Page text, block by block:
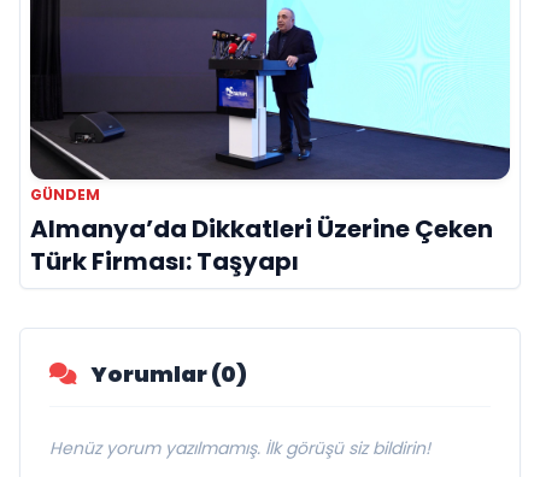
GÜNDEM
Almanya’da Dikkatleri Üzerine Çeken
Türk Firması: Taşyapı
Yorumlar (0)
Henüz yorum yazılmamış. İlk görüşü siz bildirin!